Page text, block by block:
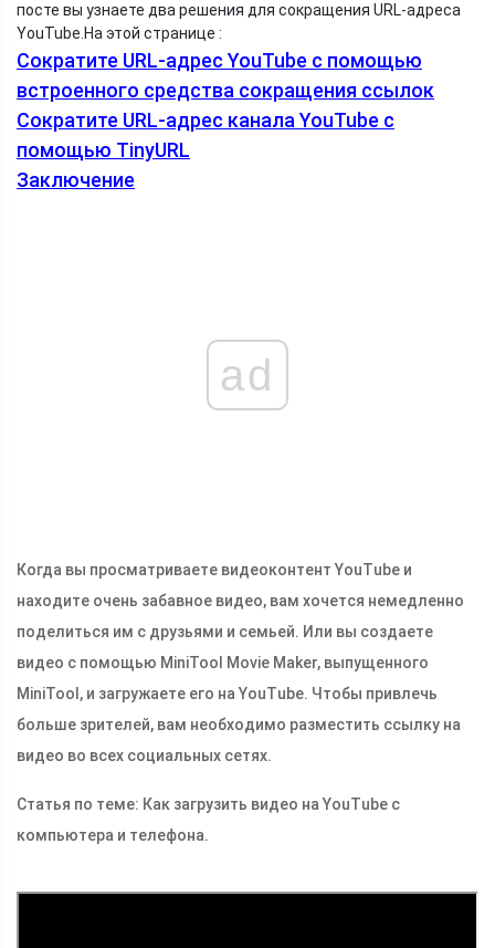
посте вы узнаете два решения для сокращения URL-адреса
YouTube. На этой странице :
Сократите URL-адрес YouTube с помощью
встроенного средства сокращения ссылок
Сократите URL-адрес канала YouTube с
помощью TinyURL
Заключение
ad
Когда вы просматриваете видеоконтент YouTube и
находите очень забавное видео, вам хочется немедленно
поделиться им с друзьями и семьей. Или вы создаете
видео с помощью MiniTool Movie Maker, выпущенного
MiniTool, и загружаете его на YouTube. Чтобы привлечь
больше зрителей, вам необходимо разместить ссылку на
видео во всех социальных сетях.
Статья по теме: Как загрузить видео на YouTube с
компьютера и телефона.